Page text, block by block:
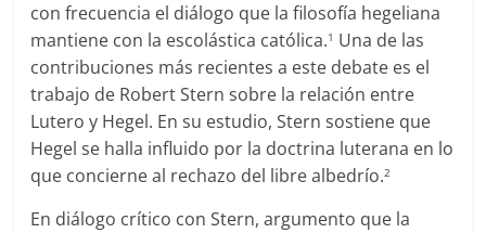
con frecuencia el diálogo que la filosofía hegeliana
mantiene con la escolástica católica.1 Una de las
contribuciones más recientes a este debate es el
trabajo de Robert Stern sobre la relación entre
Lutero y Hegel. En su estudio, Stern sostiene que
Hegel se halla influido por la doctrina luterana en lo
que concierne al rechazo del libre albedrío.2
En diálogo crítico con Stern, argumento que la